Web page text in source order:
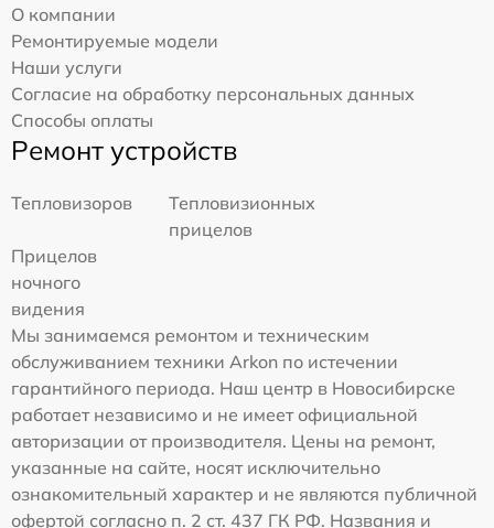
О компании
Ремонтируемые модели
Наши услуги
Согласие на обработку персональных данных
Способы оплаты
Ремонт устройств
Тепловизоров
Тепловизионных
прицелов
Прицелов
ночного
видения
Мы занимаемся ремонтом и техническим
обслуживанием техники Arkon по истечении
гарантийного периода. Наш центр в Новосибирске
работает независимо и не имеет официальной
авторизации от производителя. Цены на ремонт,
указанные на сайте, носят исключительно
ознакомительный характер и не являются публичной
офертой согласно п. 2 ст. 437 ГК РФ. Названия и